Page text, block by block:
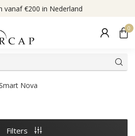
vanaf €200 in Nederland
0
Nova
Filters